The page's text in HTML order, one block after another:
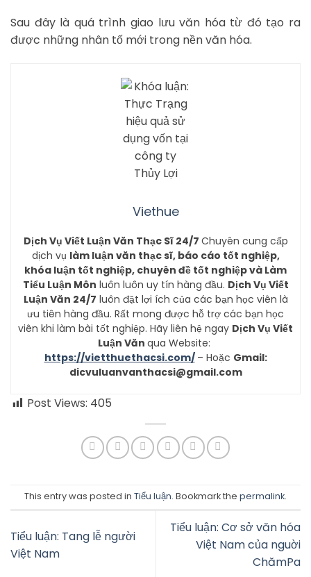
Sau đây là quá trình giao lưu văn hóa từ đó tạo ra
được những nhân tố mới trong nền văn hóa.
Viethue
Dịch Vụ Viết Luận Văn Thạc Sĩ 24/7 Chuyên cung cấp
dịch vụ làm luận văn thạc sĩ, báo cáo tốt nghiệp,
khóa luận tốt nghiệp, chuyên đề tốt nghiệp và Làm
Tiểu Luận Môn luôn luôn uy tín hàng đầu. Dịch Vụ Viết
Luận Văn 24/7 luôn đặt lợi ích của các bạn học viên là
ưu tiên hàng đầu. Rất mong được hỗ trợ các bạn học
viên khi làm bài tốt nghiệp. Hãy liên hệ ngay Dịch Vụ Viết
Luận Văn qua Website:
https://vietthuethacsi.com/ – Hoặc Gmail:
dicvuluanvanthacsi@gmail.com
Post Views: 405
This entry was posted in Tiểu luận. Bookmark the permalink.
Tiểu luận: Tang lễ người
Việt Nam
Tiểu luận: Cơ sở văn hóa
Việt Nam của nguời
ChămPa